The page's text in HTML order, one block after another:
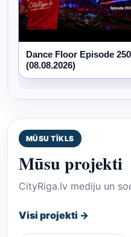
Dance Floor Episode 250
(08.08.2026)
MŪSU TĪKLS
Mūsu projekti
CityRiga.lv mediju un
Visi projekti →